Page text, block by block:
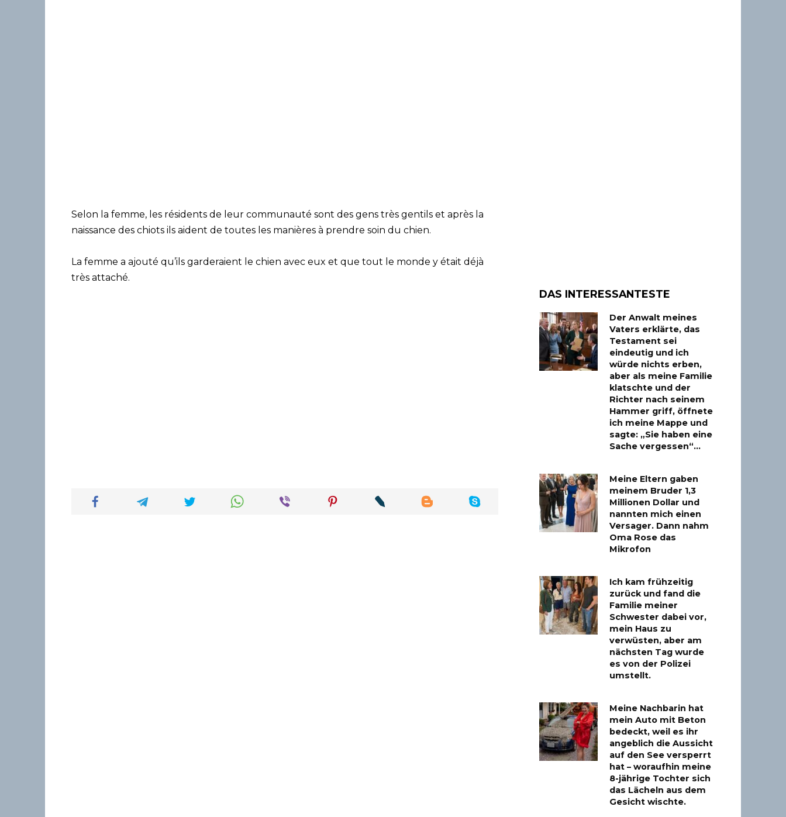
Selon la femme, les résidents de leur communauté sont des gens très gentils et après la
naissance des chiots ils aident de toutes les manières à prendre soin du chien.
La femme a ajouté qu’ils garderaient le chien avec eux et que tout le monde y était déjà
très attaché.
DAS INTERESSANTESTE
Der Anwalt meines
Vaters erklärte, das
Testament sei
eindeutig und ich
würde nichts erben,
aber als meine Familie
klatschte und der
Richter nach seinem
Hammer griff, öffnete
ich meine Mappe und
sagte: „Sie haben eine
Sache vergessen“…
Meine Eltern gaben
meinem Bruder 1,3
Millionen Dollar und
nannten mich einen
Versager. Dann nahm
Oma Rose das
Mikrofon
Ich kam frühzeitig
zurück und fand die
Familie meiner
Schwester dabei vor,
mein Haus zu
verwüsten, aber am
nächsten Tag wurde
es von der Polizei
umstellt.
Meine Nachbarin hat
mein Auto mit Beton
bedeckt, weil es ihr
angeblich die Aussicht
auf den See versperrt
hat – woraufhin meine
8-jährige Tochter sich
das Lächeln aus dem
Gesicht wischte.